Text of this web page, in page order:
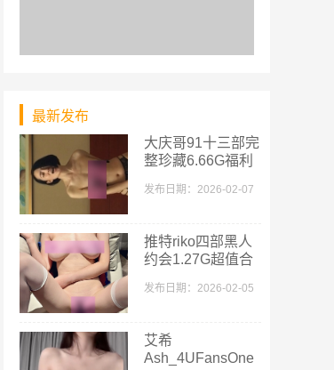
最新发布
大庆哥91十三部完
整珍藏6.66G福利
发布日期：2026-02-07
推特riko四部黑人
约会1.27G超值合
发布日期：2026-02-05
艾希
Ash_4UFansOne